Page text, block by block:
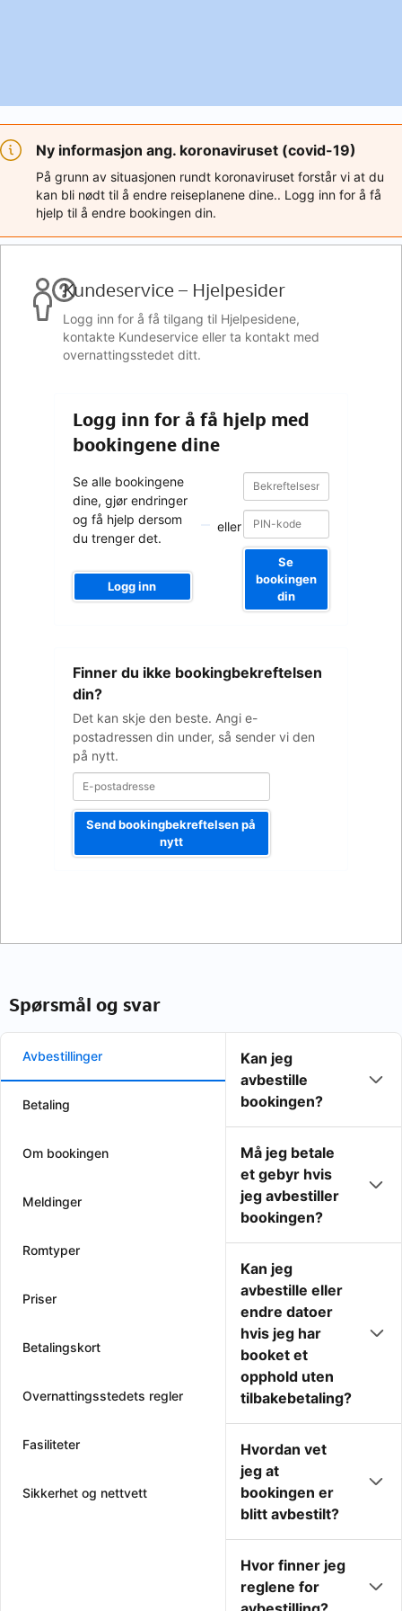
Ny informasjon ang. koronaviruset (covid-19)
På grunn av situasjonen rundt koronaviruset forstår vi at du
kan bli nødt til å endre reiseplanene dine.. Logg inn for å få
hjelp til å endre bookingen din.
Kundeservice – Hjelpesider
Logg inn for å få tilgang til Hjelpesidene,
kontakte Kundeservice eller ta kontakt med
overnattingsstedet ditt.
Logg inn for å få hjelp med
bookingene dine
Se alle bookingene
dine, gjør endringer
og få hjelp dersom
du trenger det.
Logg inn
eller
Bekreftelsesnummer
Bekreftelsesnummer
Se
bookingen
din
Finner du ikke bookingbekreftelsen
din?
Det kan skje den beste. Angi e-
postadressen din under, så sender vi den
på nytt.
postadresse
Send bookingbekreftelsen på
nytt
Spørsmål og svar
Avbestillinger
Betaling
Om bookingen
Meldinger
Romtyper
Priser
Betalingskort
Overnattingsstedets regler
Fasiliteter
Sikkerhet og nettvett
Kan jeg
avbestille
bookingen?
Må jeg betale
et gebyr hvis
jeg avbestiller
bookingen?
Kan jeg
avbestille eller
endre datoer
hvis jeg har
booket et
opphold uten
tilbakebetaling?
Hvordan vet
jeg at
bookingen er
blitt avbestilt?
Hvor finner jeg
reglene for